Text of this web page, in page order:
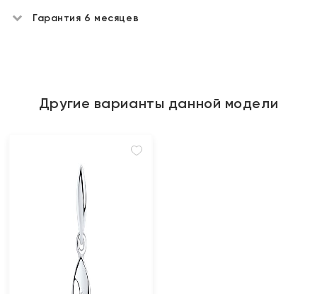
Гарантия 6 месяцев
Другие варианты данной модели